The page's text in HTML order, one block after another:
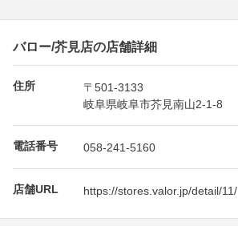
バロー/芥見店の店舗詳細
住所
〒501-3133
岐阜県岐阜市芥見南山2-1-8
電話番号 058-241-5160
店舗URL https://stores.valor.jp/detail/11/